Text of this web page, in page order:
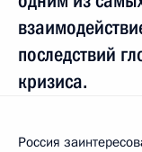
последствий
кризиса.
Россия